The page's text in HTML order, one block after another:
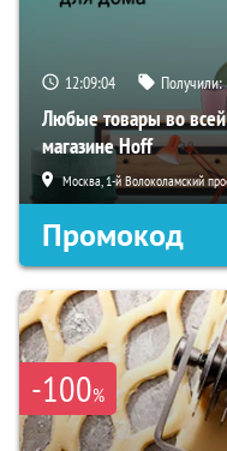
12:09:03 Получили:
Любые товары во всей
магазине Hoff
Москва, 1-й Волоколамский
Промокод
-100%